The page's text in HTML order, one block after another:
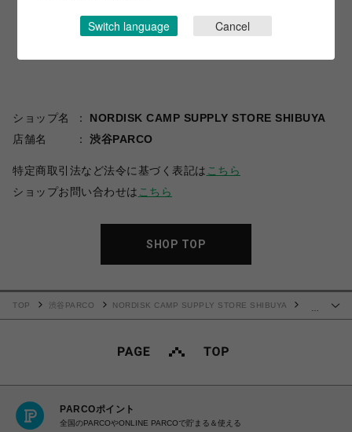
ショップ名
NORDISK CAMP SUPPLY STORE SHIBUYA
店舗名
渋谷PARCO
特定商取引法など法令に基づく表記は こちら
ショップお問い合わせは こちら
SHOP TOP
TOP 渋谷PARCO
NORDISK CAMP SUPPLY STORE SHIBUYA
PARCOポイント
全国のPARCOやONLINE PARCOで貯まる＆使える
Switch language Cancel